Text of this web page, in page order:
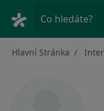
Co hledáte?
Hlavní Stránka